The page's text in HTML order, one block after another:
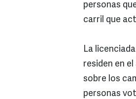
personas
carril que
La
residen en
sobre los
personas